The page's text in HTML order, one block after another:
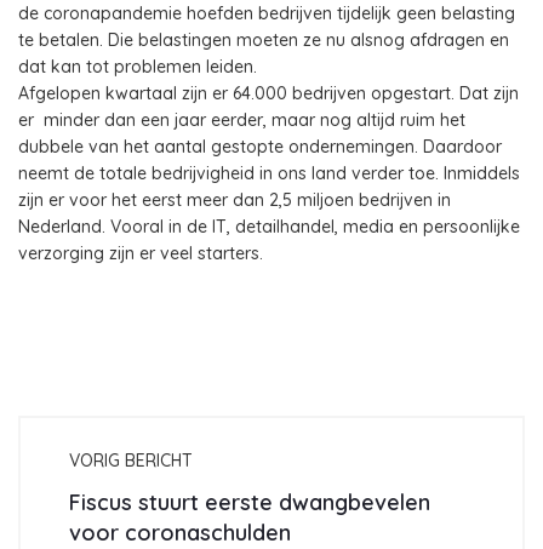
de coronapandemie hoefden bedrijven tijdelijk geen belasting
te betalen. Die belastingen moeten ze nu alsnog afdragen en
dat kan tot problemen leiden.
Afgelopen kwartaal zijn er 64.000 bedrijven opgestart. Dat zijn
er minder dan een jaar eerder, maar nog altijd ruim het
dubbele van het aantal gestopte ondernemingen. Daardoor
neemt de totale bedrijvigheid in ons land verder toe. Inmiddels
zijn er voor het eerst meer dan 2,5 miljoen bedrijven in
Nederland. Vooral in de IT, detailhandel, media en persoonlijke
verzorging zijn er veel starters.
VORIG BERICHT
Fiscus stuurt eerste dwangbevelen
voor coronaschulden